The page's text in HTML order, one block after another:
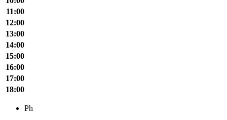
11:00
12:00
13:00
14:00
15:00
16:00
17:00
18:00
Ph